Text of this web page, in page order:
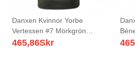
Danxen Kvinnor Yorbe
Vertessen #7 Mörkgrön
Svart Bortatröja Matchtröjor
465,86Skr